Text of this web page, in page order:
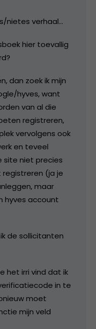
nietes verhaal…
hier toevallig
dan zoek ik mijn
hyves, want
van al die
registreren,
vervolgens ook
en teveel
site niet precies
registreren (ja je
maar
hyves account
de sollicitanten
het irri vind dat ik
in te
moet
mijn veld